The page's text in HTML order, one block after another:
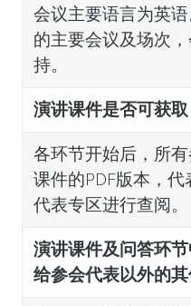
会议主要语言为英
的主要会议及场次
持。
演讲课件是否可获
各环节开始后，所
课件的PDF版本，
代表专区进行查阅。
演讲课件及问答环
给参会代表以外的其